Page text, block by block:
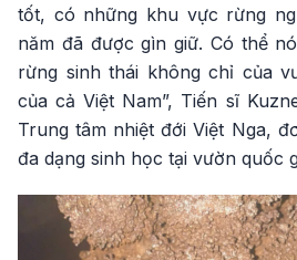
tốt, có những khu vực rừng
năm đã được gìn giữ. Có thể
rừng sinh thái không chỉ của
của cả Việt Nam”, Tiến sĩ
Trung tâm nhiệt đới Việt Nga,
đa dạng sinh học tại vườn quốc